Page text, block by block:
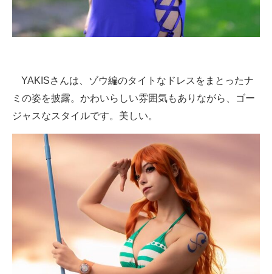
YAKISさんは、ゾウ編のタイトなドレスをまとったナ
ミの姿を披露。かわいらしい雰囲気もありながら、ゴー
ジャスなスタイルです。美しい。